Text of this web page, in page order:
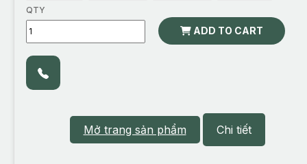
QTY
ADD TO CART
Mở trang sản phẩm Chi tiết